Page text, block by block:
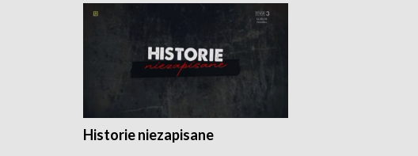
Historie niezapisane